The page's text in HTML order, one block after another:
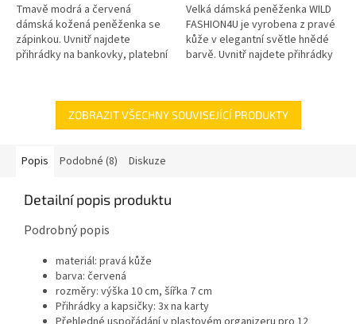
Tmavě modrá a červená
dámská kožená peněženka se
zápinkou. Uvnitř najdete
přihrádky na bankovky, platební
distributorem zboží
Velká dámská peněženka WILD
FASHION4U je vyrobena z pravé
kůže v elegantní světle hnědé
barvě. Uvnitř najdete přihrádky
ZOBRAZIT VŠECHNY SOUVISEJÍCÍ PRODUKTY
Popis Podobné (8) Diskuze
Detailní popis produktu
Podrobný popis
materiál: pravá kůže
barva: červená
rozměry: výška 10 cm, šířka 7 cm
Přihrádky a kapsičky: 3x na karty